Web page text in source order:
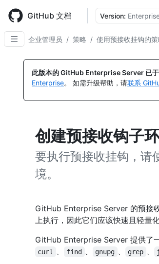
main
content
GitHub 文档 Version:
企业管理员 / 策略 / 使用预接收挂钩的策
此版本的 GitHub Enterprise Server 已
Enterprise。 如需升级帮助，请联系
创建预接收钩子
要执行预接收挂钩，请
境。
GitHub Enterprise Server 的预接
上执行，因此它们应该快速且轻量
GitHub Enterprise Server 提供了
curl 、 find 、 gnupg 、 grep 、